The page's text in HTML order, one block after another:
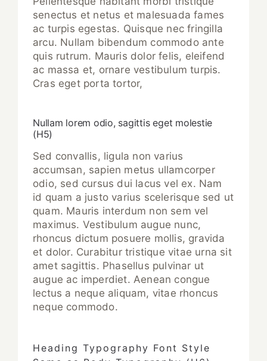
senectus et netus et malesuada fames
ac turpis egestas. Quisque nec fringilla
arcu. Nullam bibendum commodo ante
quis rutrum. Mauris dolor felis, eleifend
ac massa et, ornare vestibulum turpis.
Cras eget porta tortor,
Nullam lorem odio, sagittis eget molestie
(H5)
Sed convallis, ligula non varius
accumsan, sapien metus ullamcorper
odio, sed cursus dui lacus vel ex. Nam
id quam a justo varius scelerisque sed ut
quam. Mauris interdum non sem vel
maximus. Vestibulum augue nunc,
rhoncus dictum posuere mollis, gravida
et dolor. Curabitur tristique vitae urna sit
amet sagittis. Phasellus pulvinar ut
augue ac imperdiet. Aenean congue
lectus a neque aliquam, vitae rhoncus
neque commodo.
Heading Typography Font Style